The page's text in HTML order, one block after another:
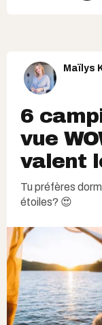
Maïlys
6
vue
valent
Tu préfères
étoiles? 😍